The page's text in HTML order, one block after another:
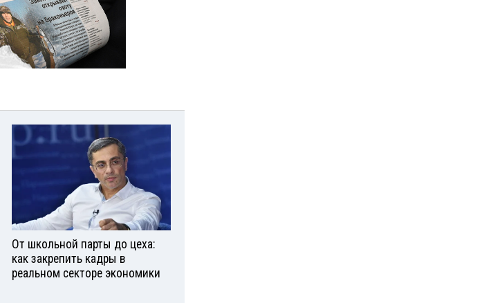
От школьной парты до цеха:
как закрепить кадры в
реальном секторе экономики